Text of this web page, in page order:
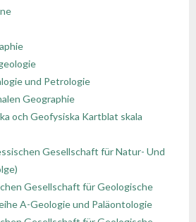
Zjazdu Delegatów
i Geozagrożeń
Geologicznych
COLOS
i partnerzy
Access Catalog)
und Petrologie
Geographie
och Geofysiska Kartblat skala
Gesellschaft für Natur- Und
Gesellschaft für Geologische
A-Geologie und Paläontologie